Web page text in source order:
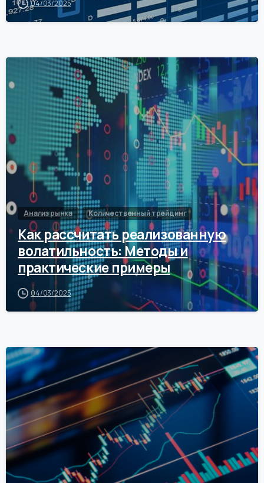
04/03/2025
0
Анализ рынка Количественный трейдинг
Как рассчитать реализованную
волатильность: Методы и
практические примеры
04/03/2025
0